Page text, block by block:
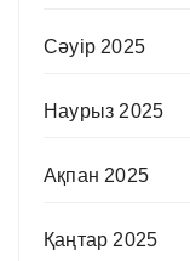
Сәуір 2025
Наурыз 2025
Ақпан 2025
Қаңтар 2025